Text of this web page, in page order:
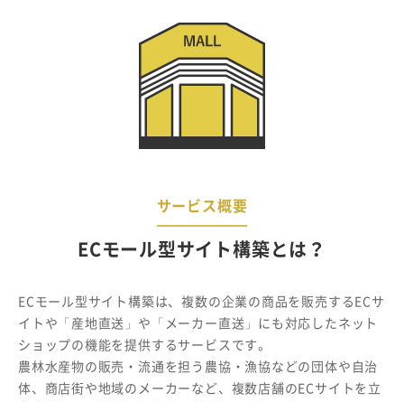
サービス概要
ECモール型サイト構築とは？
ECモール型サイト構築は、複数の企業の商品を販売するECサ
イトや「産地直送」や「メーカー直送」にも対応したネット
ショップの機能を提供するサービスです。
農林水産物の販売・流通を担う農協・漁協などの団体や自治
体、商店街や地域のメーカーなど、複数店舗のECサイトを立